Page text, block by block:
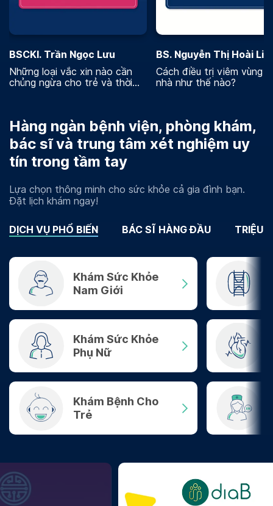
BSCKI. Trần Ngọc Lưu
Những loại vắc xin nào cần
chủng ngừa cho trẻ và thời
BS. Nguyễn Thị Hoài
Cách điều trị viêm vùng
nhà như thế nào?
Hàng ngàn bệnh viện, phòng khám,
bác sĩ và trung tâm xét nghiệm uy
tín trong tầm tay
Lựa chọn thông minh cho sức khỏe cả gia đình bạn.
Đặt lịch khám ngay!
DỊCH VỤ PHỔ BIẾN BÁC SĨ HÀNG ĐẦU TRIỆU
Khám Sức Khỏe
Nam Giới
Khám Sức Khỏe
Phụ Nữ
Khám Bệnh Cho
Trẻ